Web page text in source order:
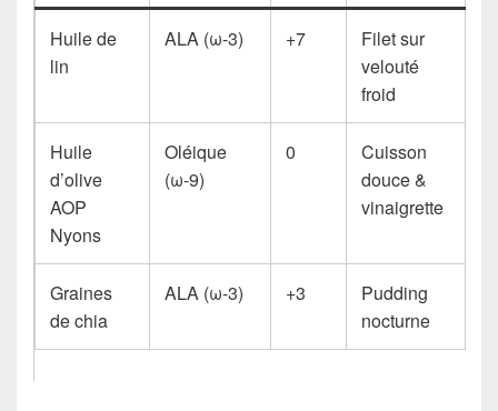
Huile de
lin
ALA (ω-3) +7
Filet sur
velouté
froid
Huile
d’olive
AOP
Nyons
Oléique
(ω-9)
0
Cuisson
douce &
vinaigrette
Graines
de chia
ALA (ω-3) +3
Pudding
nocturne